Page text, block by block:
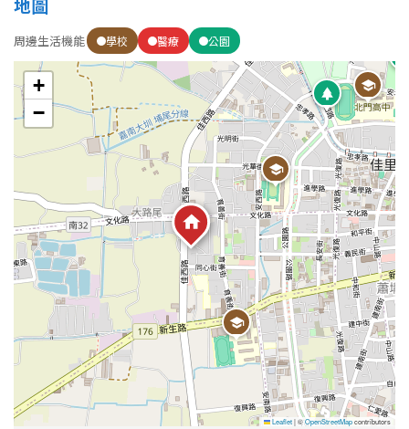
地圖
周邊生活機能 學校 醫療 公園
+
−
Leaflet|©OpenStreetMapcontributors